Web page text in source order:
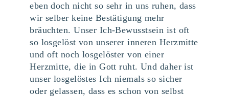
eben doch nicht so sehr in uns ruhen, dass
wir selber keine Bestätigung mehr
bräuchten. Unser Ich-Bewusstsein ist oft
so losgelöst von unserer inneren Herzmitte
und oft noch losgelöster von einer
Herzmitte, die in Gott ruht. Und daher ist
unser losgelöstes Ich niemals so sicher
oder gelassen, dass es schon von selbst